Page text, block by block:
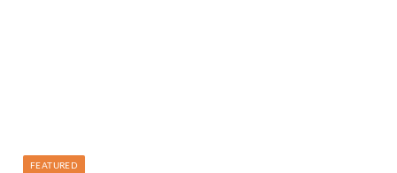
FEATURED